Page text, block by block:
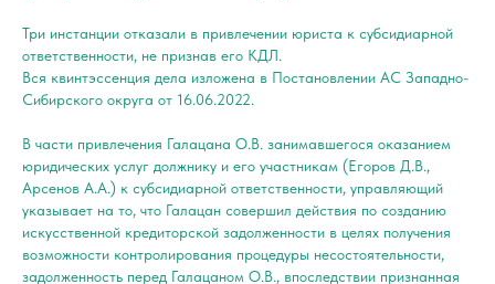
Три инстанции отказали в привлечении юриста к субсидиарной
ответственности, не признав его КДЛ.
Вся квинтэссенция дела изложена в Постановлении АС Западно-
Сибирского округа от 16.06.2022.
В части привлечения Галацана О.В. занимавшегося оказанием
юридических услуг должнику и его участникам (Егоров Д.В.,
Арсенов А.А.) к субсидиарной ответственности, управляющий
указывает на то, что Галацан совершил действия по созданию
искусственной кредиторской задолженности в целях получения
возможности контролирования процедуры несостоятельности,
задолженность перед Галацаном О.В., впоследствии признанная